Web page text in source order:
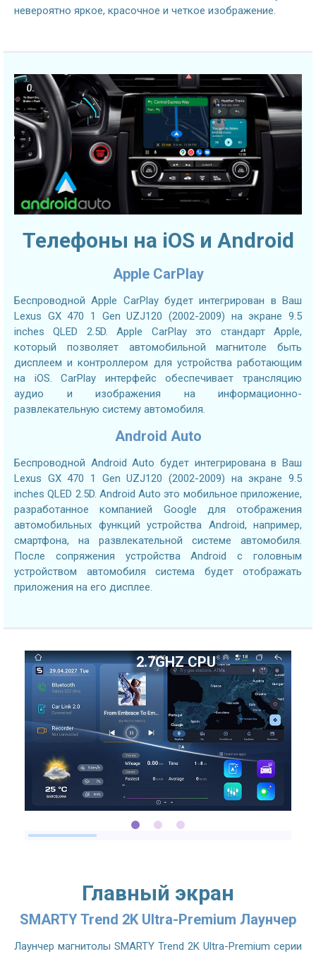
невероятно яркое, красочное и четкое изображение.
Телефоны на iOS и Android
Apple CarPlay
Беспроводной Apple CarPlay будет интегрирован в Ваш
Lexus GX 470 1 Gen UZJ120 (2002-2009) на экране 9.5
inches QLED 2.5D. Apple CarPlay это стандарт Apple,
который позволяет автомобильной магнитоле быть
дисплеем и контроллером для устройства работающим
на iOS. CarPlay интерфейс обеспечивает трансляцию
аудио и изображения на информационно-
развлекательную систему автомобиля.
Android Auto
Беспроводной Android Auto будет интегрирована в Ваш
Lexus GX 470 1 Gen UZJ120 (2002-2009) на экране 9.5
inches QLED 2.5D. Android Auto это мобильное приложение,
разработанное компанией Google для отображения
автомобильных функций устройства Android, например,
смартфона, на развлекательной системе автомобиля.
После сопряжения устройства Android с головным
устройством автомобиля система будет отображать
приложения на его дисплее.
2.7GHZ CPU
Главный экран
SMARTY Trend 2K Ultra-Premium Лаунчер
Лаунчер магнитолы SMARTY Trend 2K Ultra-Premium серии